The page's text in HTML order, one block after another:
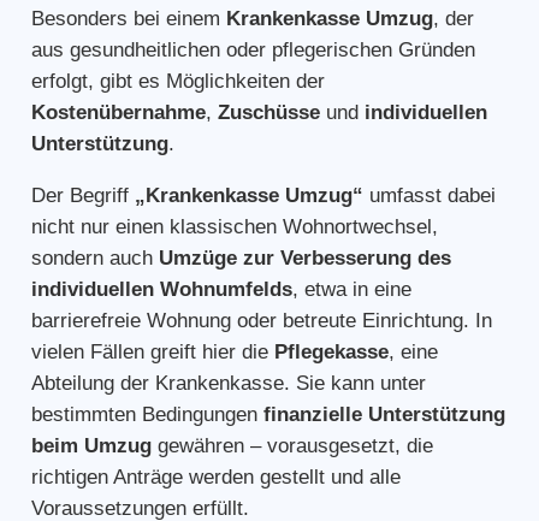
Besonders bei einem Krankenkasse Umzug, der
aus gesundheitlichen oder pflegerischen Gründen
erfolgt, gibt es Möglichkeiten der
Kostenübernahme, Zuschüsseund individuellen
Unterstützung.
Der Begriff „Krankenkasse Umzug“ umfasst dabei
nicht nur einen klassischen Wohnortwechsel,
sondern auch Umzüge zur Verbesserung des
individuellen Wohnumfelds, etwa in eine
barrierefreie Wohnung oder betreute Einrichtung. In
vielen Fällen greift hier die Pflegekasse, eine
Abteilung der Krankenkasse. Sie kann unter
bestimmten Bedingungen finanzielle Unterstützung
beim Umzuggewähren – vorausgesetzt, die
richtigen Anträge werden gestellt und alle
Voraussetzungen erfüllt.